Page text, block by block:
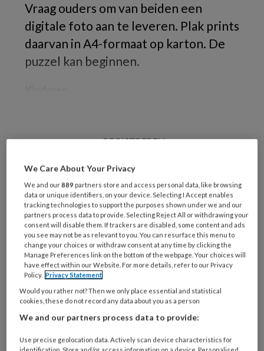
Vraag ouders om van beiden een
digitale foto aan te leveren. Plak prints
daarvan in A4-formaat op karton. De
puzzel kan beginnen.
REGISTREREN
Wil je dit artikel lezen?
Maak gratis een account aan en lees 2
artikelen gratis per maand
Al een account of abonnement?Log dan in
Wat
is
je
e-
* *
Kies
je
We Care About Your Privacy
We and our889 partners store and access personal data, like browsing
data or unique identifiers, on your device. Selecting I Accept enables
tracking technologies to support the purposes shown under we and our
partners process data to provide. Selecting Reject All or withdrawing your
consent will disable them. If trackers are disabled, some content and ads
you see may not be as relevant to you. You can resurface this menu to
change your choices or withdraw consent at any time by clicking the
Manage Preferences link on the bottom of the webpage. Your choices will
have effect within our Website. For more details, refer to our Privacy
Policy. Privacy Statement
Would you rather not? Then we only place essential and statistical
cookies, these do not record any data about you as a person
We and our partners process data to provide:
Use precise geolocation data. Actively scan device characteristics for